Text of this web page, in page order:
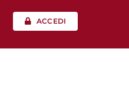
ACCEDI